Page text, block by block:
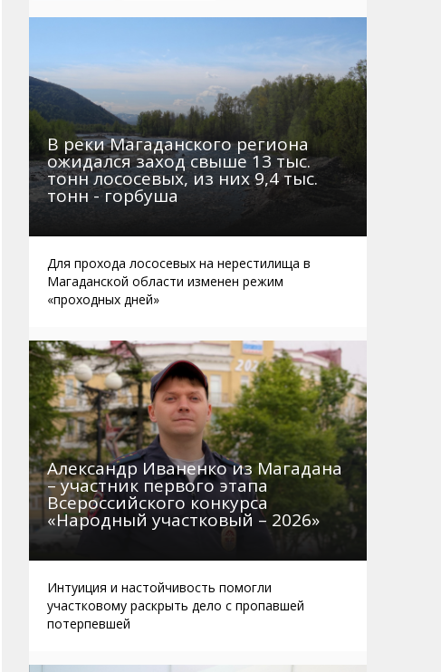
Автобусы Магадан – Аэропорт
Таблица приливов отливов
Не мусорить
Браконьеры
В реки Магаданского региона
ожидался заход свыше 13 тыс.
тонн лососевых, из них 9,4 тыс.
тонн - горбуша
Для прохода лососевых на нерестилища в
Магаданской области изменен режим
«проходных дней»
Александр Иваненко из Магадана
– участник первого этапа
Всероссийского конкурса
«Народный участковый – 2026»
Интуиция и настойчивость помогли
участковому раскрыть дело с пропавшей
потерпевшей